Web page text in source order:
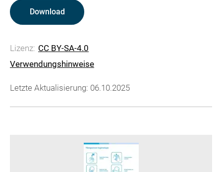
Download
Lizenz: CC BY-SA-4.0
Verwendungshinweise
Letzte Aktualisierung: 06.10.2025